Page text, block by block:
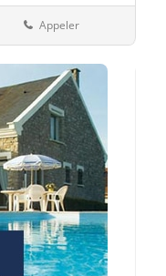
71-Saône-et-Loire
Appeler